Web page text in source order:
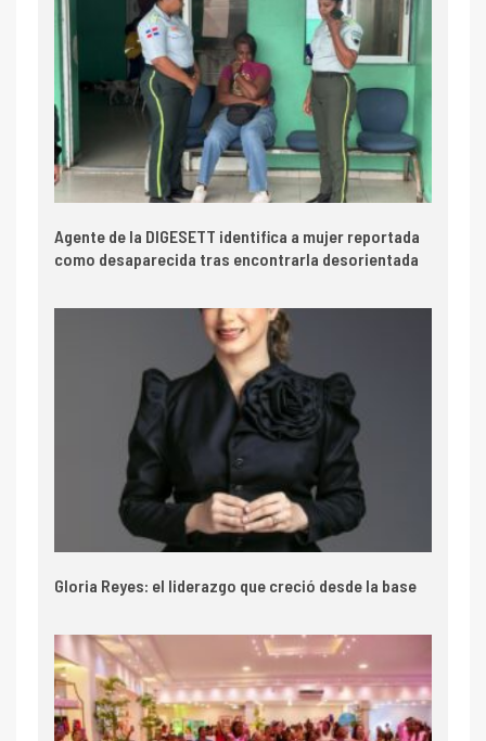
Agente de la DIGESETT identifica a mujer reportada
como desaparecida tras encontrarla desorientada
Gloria Reyes: el liderazgo que creció desde la base